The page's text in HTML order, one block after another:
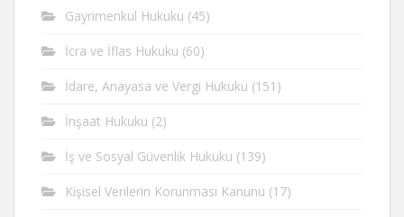
Gayrimenkul Hukuku (45)
İcra ve İflas Hukuku (60)
İdare, Anayasa ve Vergi Hukuku (151)
İnşaat Hukuku (2)
İş ve Sosyal Güvenlik Hukuku (139)
Kişisel Verilerin Korunması Kanunu (17)